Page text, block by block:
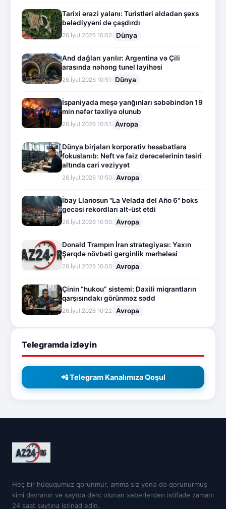
Tarixi ərazi yalanı: Turistləri aldadan şəxs
bələdiyyəni də çaşdırdı
26.İyul.2026 10:52 Dünya
And dağları yarılır: Argentina və Çili
arasında nəhəng tunel layihəsi
26.İyul.2026 10:51 Dünya
İspaniyada meşə yanğınları səbəbindən 19
min nəfər təxliyə olunub
26.İyul.2026 10:51 Avropa
Dünya birjaları korporativ hesabatlara
fokuslanıb: Neft və faiz dərəcələrinin təsiri
altında cari vəziyyət
26.İyul.2026 10:50 Avropa
İbay Llanosun "La Velada del Año 6" boks
gecəsi rekordları alt-üst etdi
26.İyul.2026 10:50 Avropa
Donald Trampın İran strategiyası: Yaxın
Şərqdə növbəti gərginlik mərhələsi
26.İyul.2026 10:50 Avropa
Çinin “hukou” sistemi: Daxili miqrantların
qarşısındakı görünməz sədd
26.İyul.2026 10:22 Avropa
Telegramda izləyin
📲 Telegram Kanalımıza Qoşul
Heç bir hüququmuz qorunmur, amma siz yenə də qorunurmuş
kimi davranın və saytda dərc olunan xəbərlərdən istifadə zamanı
24 saat saytına istinad edin.